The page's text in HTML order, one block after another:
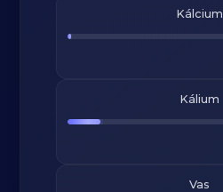
Kálcium
Kálium
Vas